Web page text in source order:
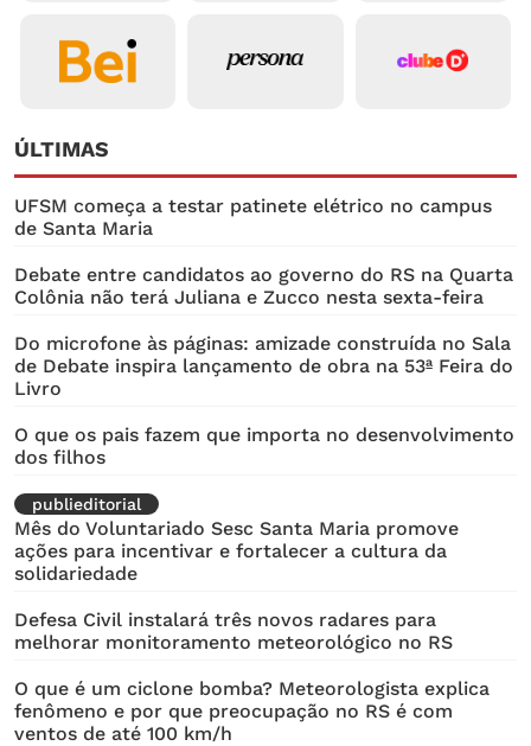
ÚLTIMAS
UFSM começa a testar patinete elétrico no campus
de Santa Maria
Debate entre candidatos ao governo do RS na Quarta
Colônia não terá Juliana e Zucco nesta sexta-feira
Do microfone às páginas: amizade construída no Sala
de Debate inspira lançamento de obra na 53ª Feira do
Livro
O que os pais fazem que importa no desenvolvimento
dos filhos
publieditorial
Mês do Voluntariado Sesc Santa Maria promove
ações para incentivar e fortalecer a cultura da
solidariedade
Defesa Civil instalará três novos radares para
melhorar monitoramento meteorológico no RS
O que é um ciclone bomba? Meteorologista explica
fenômeno e por que preocupação no RS é com
ventos de até 100 km/h